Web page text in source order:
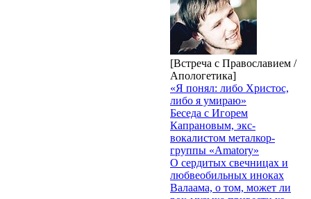
[Встреча с Православием /
Апологетика]
«Я понял: либо Христос,
либо я умираю»
Беседа с Игорем
Капрановым, экс-
вокалистом металкор-
группы «Amatory»
О сердитых свечницах и
любвеобильных иноках
Валаама, о том, может ли